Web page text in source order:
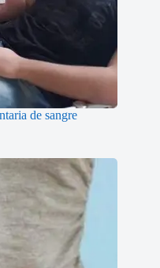
de sangre